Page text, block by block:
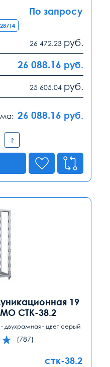
По запросу
26 472.23 руб.
26 088.16 руб.
25 605.04 руб.
26 088.16 руб.
19
СТК-38.2
двухрамная - цвет серый
(787)
стк-38.2